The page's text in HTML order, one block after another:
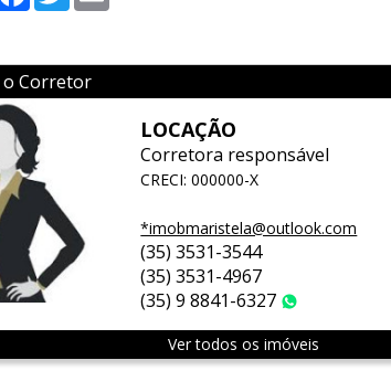
o Corretor
LOCAÇÃO
Corretora responsável
CRECI: 000000-X
*imobmaristela@outlook.com
(35) 3531-3544
(35) 3531-4967
(35) 9 8841-6327
Ver todos os imóveis